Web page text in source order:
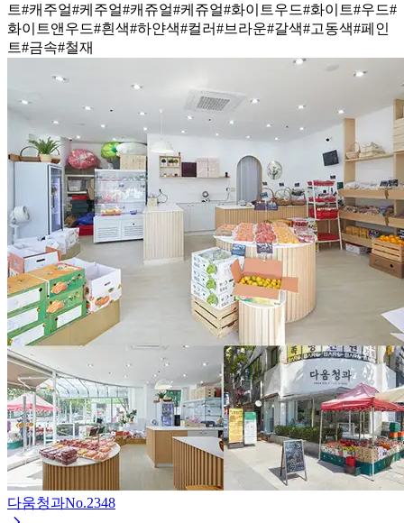
트#캐주얼#케주얼#캐쥬얼#케쥬얼#화이트우드#화이트#우드#
화이트앤우드#흰색#하얀색#컬러#브라운#갈색#고동색#페인
트#금속#철재
다움청과No.2348